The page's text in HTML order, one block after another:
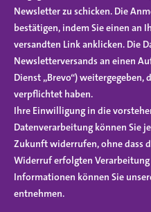
Newsletter zu schicken. Die
bestätigen, indem Sie einen an
versandten Link anklicken. Die
Newsletterversands an einen
Dienst „Brevo“) weitergegeben,
verpflichtet haben.
Ihre Einwilligung in die
Datenverarbeitung können Sie
Zukunft widerrufen, ohne dass
Widerruf erfolgten
Informationen können Sie
entnehmen.